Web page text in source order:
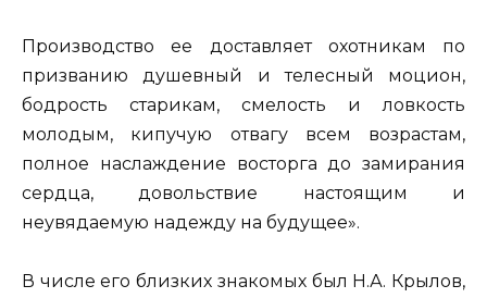
Производство ее доставляет охотникам по
призванию душевный и телесный моцион,
бодрость старикам, смелость и ловкость
молодым, кипучую отвагу всем возрастам,
полное наслаждение восторга до замирания
сердца, довольствие настоящим и
неувядаемую надежду на будущее».
В числе его близких знакомых был Н.А. Крылов,